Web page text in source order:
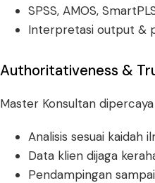
SPSS, AMOS,
Interpretasi output &
Authoritativeness &
Master Konsultan
Analisis sesuai kaidah
Data klien dijaga
Pendampingan